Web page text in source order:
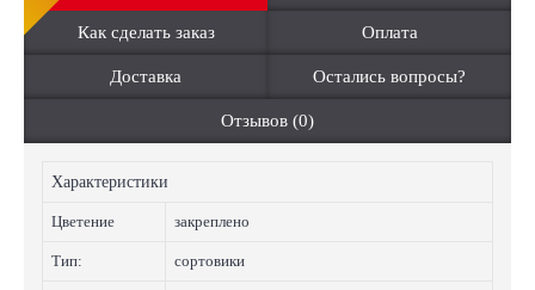
Как сделать заказ Оплата
Доставка Остались вопросы?
Отзывов (0)
Характеристики
Цветение закреплено
Тип: сортовики